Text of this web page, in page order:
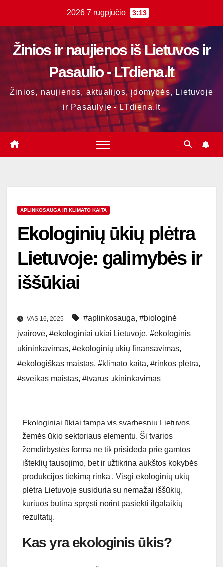
content
2026 7 rugpjūčio 3:13
Žinios ir naujienos iš Lietuvos ir
Pasaulio - LTdiena.lt
Žinios, naujienos, aktualijos, įdomybės, Lietuvoje
ir Pasaulyje - LTdiena.lt
APLINKOSAUGA IR KLIMATO KAITA
Ekologinių ūkių plėtra
Lietuvoje: galimybės ir
iššūkiai
VAS 16, 2025 #aplinkosauga, #biologinė
įvairovė, #ekologiniai ūkiai Lietuvoje, #ekologinis
ūkininkavimas, #ekologinių ūkių finansavimas,
#ekologiškas maistas, #klimato kaita, #rinkos plėtra,
#sveikas maistas, #tvarus ūkininkavimas
Ekologiniai ūkiai tampa vis svarbesniu Lietuvos
žemės ūkio sektoriaus elementu. Ši tvarios
žemdirbystės forma ne tik prisideda prie gamtos
išteklių tausojimo, bet ir užtikrina aukštos kokybės
produkcijos tiekimą rinkai. Visgi ekologinių ūkių
plėtra Lietuvoje susiduria su nemažai iššūkių,
kuriuos būtina spręsti norint pasiekti ilgalaikių
rezultatų.
Kas yra ekologinis ūkis?